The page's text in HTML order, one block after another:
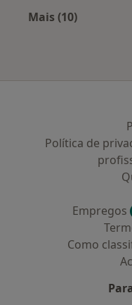
Mais (10)
Política de
Empregos
Como